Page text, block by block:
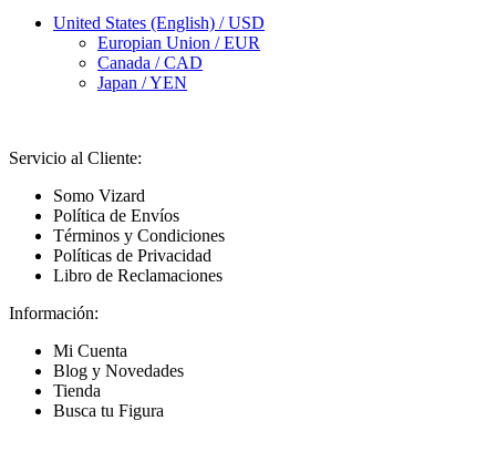
United States (English) / USD
Europian Union / EUR
Canada / CAD
Japan / YEN
Servicio al Cliente:
Somo Vizard
Política de Envíos
Términos y Condiciones
Políticas de Privacidad
Libro de Reclamaciones
Información:
Mi Cuenta
Blog y Novedades
Tienda
Busca tu Figura